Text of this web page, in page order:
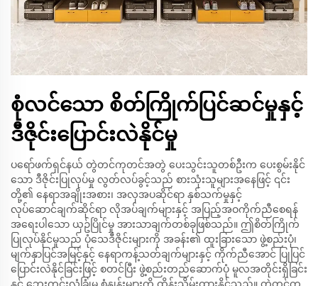
စုံလင်သော စိတ်ကြိုက်ပြင်ဆင်မှုနှင့်
ဒီဇိုင်းပြောင်းလဲနိုင်မှု
ပရော်ဖက်ရှင်နယ် တွဲတင်ကုတင်အတွဲ ပေးသွင်းသူတစ်ဦးက ပေးစွမ်းနိုင်
သော ဒီဇိုင်းပြုလုပ်မှု လွတ်လပ်ခွင့်သည် စားသုံးသူများအနေဖြင့် ၎င်း
တို့၏ နေရာအချိုးအစား၊ အလှအပဆိုင်ရာ နှစ်သက်မှုနှင့်
လုပ်ဆောင်ချက်ဆိုင်ရာ လိုအပ်ချက်များနှင့် အပြည့်အဝကိုက်ညီစေရန်
အရေးပါသော ယှဥ်ပြိုင်မှု အားသာချက်တစ်ခုဖြစ်သည်။ ဤစိတ်ကြိုက်
ပြုလုပ်နိုင်မှုသည် ပုံသေဒီဇိုင်းများကို အခန်း၏ ထူးခြားသော ဖွဲ့စည်းပုံ၊
မျက်နှာပြင်အမြင့်နှင့် နေရာကန့်သတ်ချက်များနှင့် ကိုက်ညီအောင် ပြုပြင်
ပြောင်းလဲနိုင်ခြင်းဖြင့် စတင်ပြီး ဖွဲ့စည်းတည်ဆောက်ပုံ မူလအတိုင်းရှိခြင်း